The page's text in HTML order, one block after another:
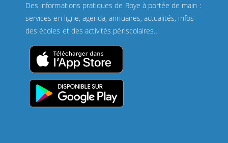
Des informations pratiques de Roye à portée de main :
services en ligne, agenda, annuaires, actualités, infos
des écoles et des activités périscolaires…